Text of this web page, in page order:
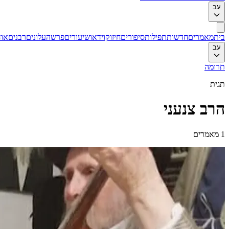
עב
ביתמאמריםחדשותתפילותסיפוריםחיזוקוידאושיעוריםפרשהעלוניםרבנים
עב
תרומה
תגית
הרב צנעני
1 מאמרים